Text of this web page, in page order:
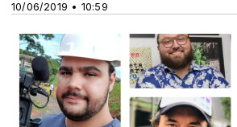
10/06/2019 • 10:59